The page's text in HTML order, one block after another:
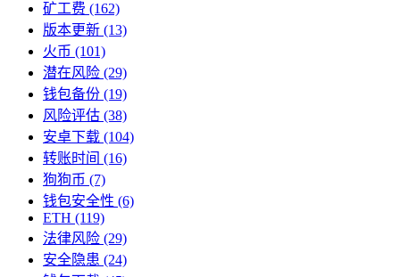
矿工费 (162)
版本更新 (13)
火币 (101)
潜在风险 (29)
钱包备份 (19)
风险评估 (38)
安卓下载 (104)
转账时间 (16)
狗狗币 (7)
钱包安全性 (6)
ETH (119)
法律风险 (29)
安全隐患 (24)